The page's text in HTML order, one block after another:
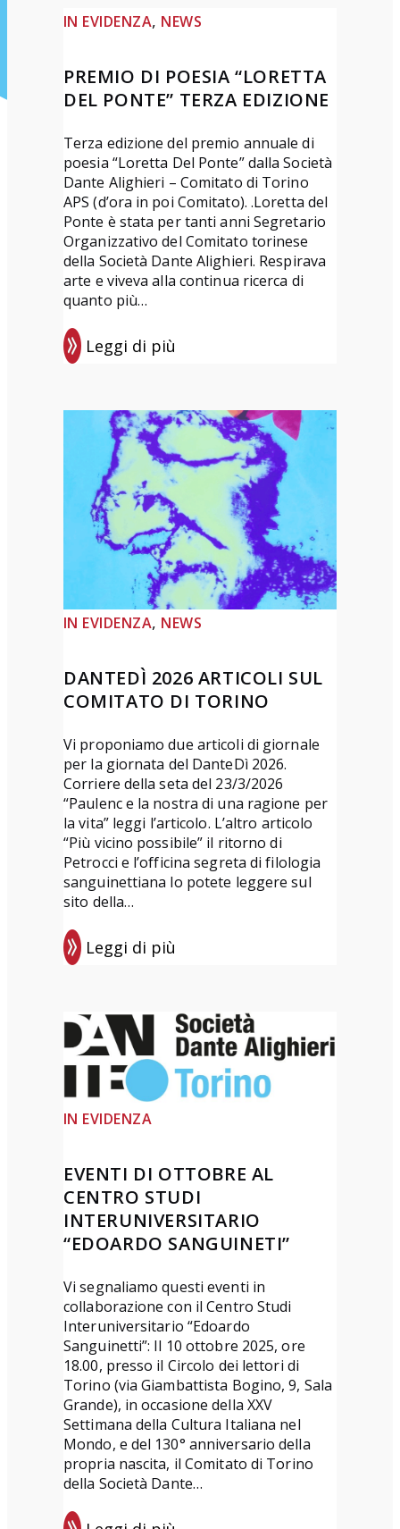
IN EVIDENZA, NEWS
PREMIO DI POESIA “LORETTA
DEL PONTE” TERZA EDIZIONE
Terza edizione del premio annuale di
poesia “Loretta Del Ponte” dalla Società
Dante Alighieri – Comitato di Torino
APS (d’ora in poi Comitato). .Loretta del
Ponte è stata per tanti anni Segretario
Organizzativo del Comitato torinese
della Società Dante Alighieri. Respirava
arte e viveva alla continua ricerca di
quanto più…
Leggi di più
:
r
o
e
i
a
L
o
r
e
t
t
a
D
e
e
r
z
e
d
i
z
i
o
n
e
IN EVIDENZA, NEWS
DANTEDÌ 2026 ARTICOLI SUL
COMITATO DI TORINO
Vi proponiamo due articoli di giornale
per la giornata del DanteDì 2026.
Corriere della seta del 23/3/2026
“Paulenc e la nostra di una ragione per
la vita” leggi l’articolo. L’altro articolo
“Più vicino possibile” il ritorno di
Petrocci e l’officina segreta di filologia
sanguinettiana lo potete leggere sul
sito della…
Leggi di più
:
D
0
2
6
r
t
i
c
o
l
i
s
u
IN EVIDENZA
EVENTI DI OTTOBRE AL
CENTRO STUDI
INTERUNIVERSITARIO
“EDOARDO SANGUINETI”
Vi segnaliamo questi eventi in
collaborazione con il Centro Studi
Interuniversitario “Edoardo
Sanguinetti”: Il 10 ottobre 2025, ore
18.00, presso il Circolo dei lettori di
Torino (via Giambattista Bogino, 9, Sala
Grande), in occasione della XXV
Settimana della Cultura Italiana nel
Mondo, e del 130° anniversario della
propria nascita, il Comitato di Torino
della Società Dante…